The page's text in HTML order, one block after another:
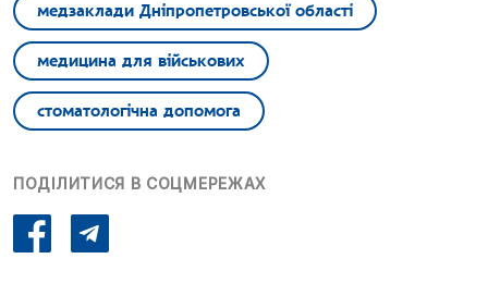
медзаклади Дніпропетровської області
медицина для військових
стоматологічна допомога
ПОДІЛИТИСЯ В СОЦМЕРЕЖАХ